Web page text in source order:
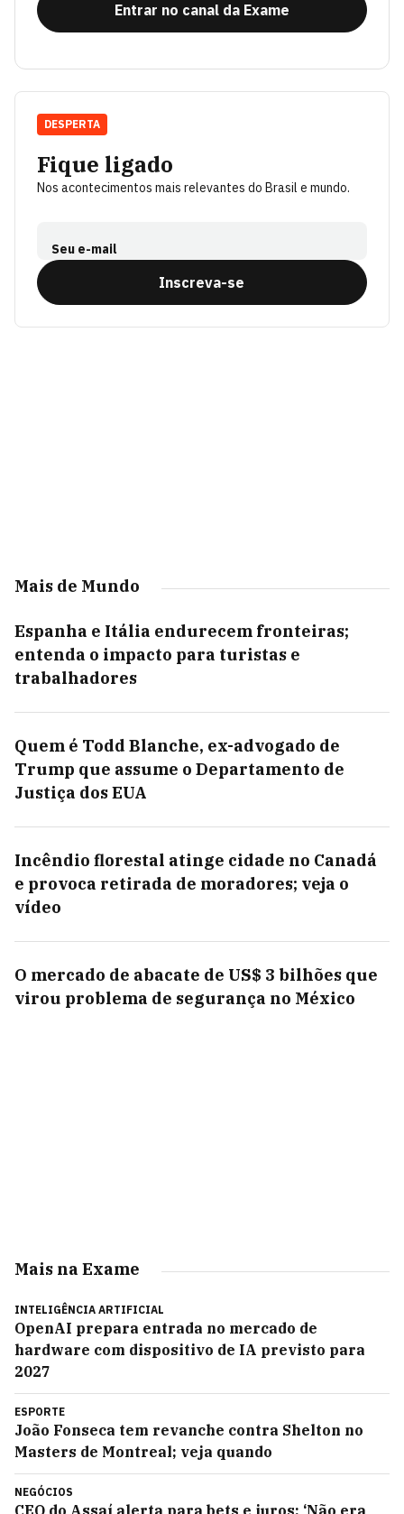
Entrar no canal da Exame
Fique ligado
Nos acontecimentos mais relevantes do Brasil e mundo.
Seu e-mail
Inscreva-se
DESPERTA
Mais de Mundo
Espanha e Itália endurecem fronteiras;
entenda o impacto para turistas e
trabalhadores
Quem é Todd Blanche, ex-advogado de
Trump que assume o Departamento de
Justiça dos EUA
Incêndio florestal atinge cidade no Canadá
e provoca retirada de moradores; veja o
vídeo
O mercado de abacate de US$ 3 bilhões que
virou problema de segurança no México
Mais na Exame
INTELIGÊNCIA ARTIFICIAL
OpenAI prepara entrada no mercado de
hardware com dispositivo de IA previsto para
2027
ESPORTE
João Fonseca tem revanche contra Shelton no
Masters de Montreal; veja quando
NEGÓCIOS
CEO do Assaí alerta para bets e juros: ‘Não era